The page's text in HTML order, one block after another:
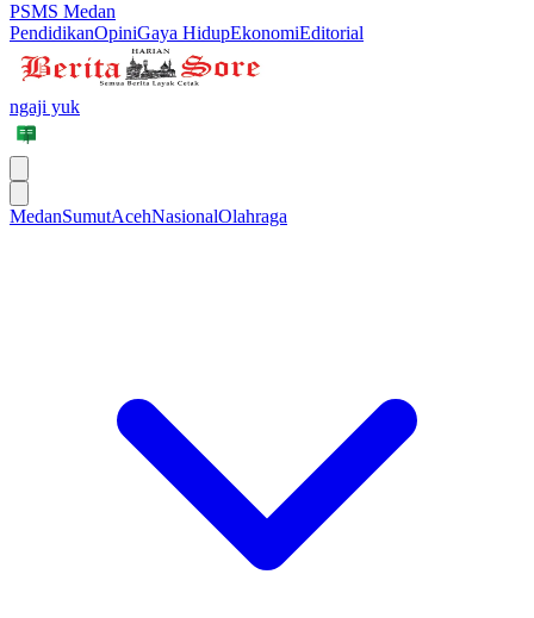
PSMS Medan
PendidikanOpiniGaya HidupEkonomiEditorial
ngaji yuk
MedanSumutAcehNasionalOlahraga